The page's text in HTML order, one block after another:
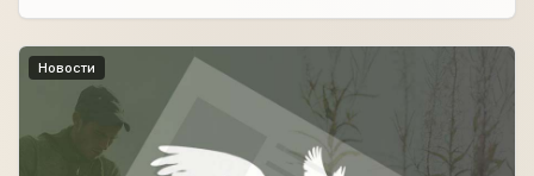
Новости